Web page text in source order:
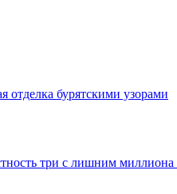
отделка бурятскими узорами
три с лишним